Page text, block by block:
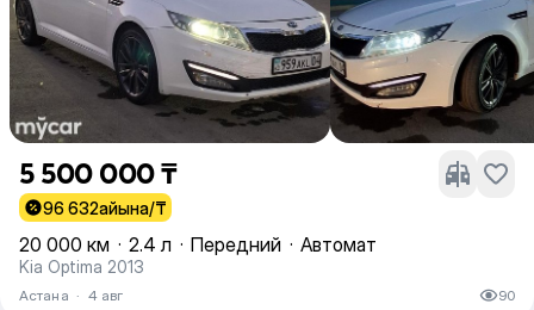
5 500 000 ₸
96 632айына/₸
20 000 км · 2.4 л · Передний · Автомат
Kia Optima 2013
Астана · 4 авг 90